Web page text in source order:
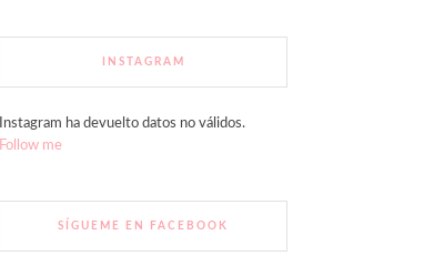
INSTAGRAM
Instagram ha devuelto datos no válidos.
Follow me
SÍGUEME EN FACEBOOK